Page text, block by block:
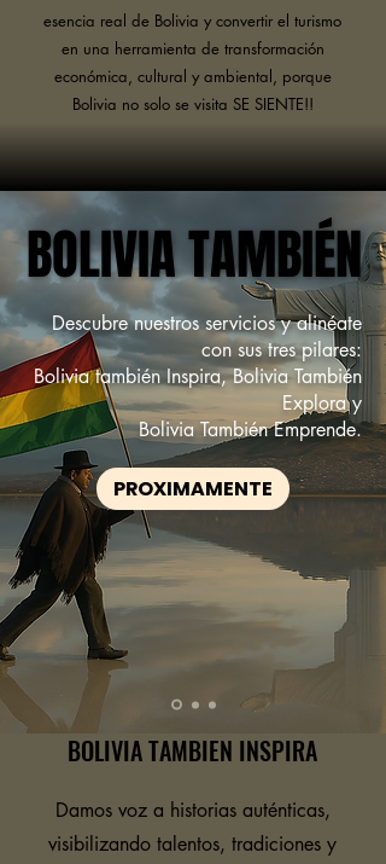
esencia real de Bolivia y convertir el turismo
en una herramienta de transformación
económica, cultural y ambiental, porque
Bolivia no solo se visita SE SIENTE!!
BOLIVIA TAMBIÉN
BOLIVIA TAMBIÉN
Descubre nuestros servicios y alinéate
con sus tres pilares:
Bolivia también Inspira, Bolivia También
Explora y
Bolivia También Emprende.
PROXIMAMENTE
BOLIVIA TAMBIEN INSPIRA
Damos voz a historias auténticas,
visibilizando talentos, tradiciones y